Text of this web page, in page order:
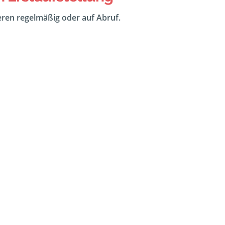
regelmäßig oder auf Abruf.